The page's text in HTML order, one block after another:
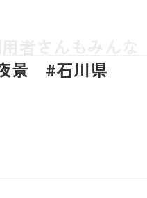
者さんもみんな
景 #石川県